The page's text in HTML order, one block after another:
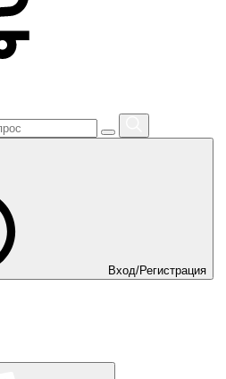
Вход/Регистрация